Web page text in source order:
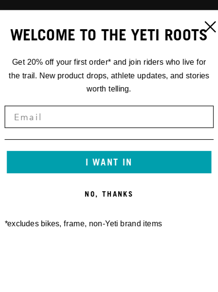
WELCOME TO THE YETI ROOTS
Get 20% off your first order* and join riders who live for
the trail. New product drops, athlete updates, and stories
worth telling.
I WANT IN
NO, THANKS
*excludes bikes, frame, non-Yeti brand items